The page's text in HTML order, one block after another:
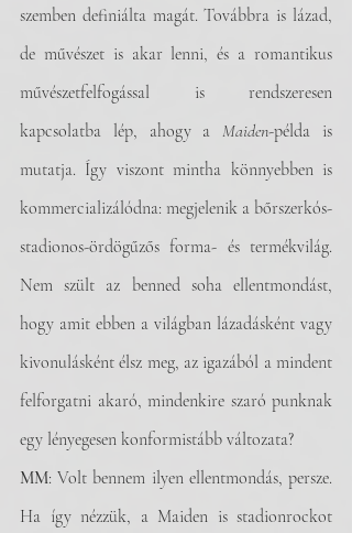
szemben definiálta magát. Továbbra is lázad,
de művészet is akar lenni, és a romantikus
művészetfelfogással is rendszeresen
kapcsolatba lép, ahogy a Maiden-példa is
mutatja. Így viszont mintha könnyebben is
kommercializálódna: megjelenik a bőrszerkós-
stadionos-ördögűzős forma- és termékvilág.
Nem szült az benned soha ellentmondást,
hogy amit ebben a világban lázadásként vagy
kivonulásként élsz meg, az igazából a mindent
felforgatni akaró, mindenkire szaró punknak
egy lényegesen konformistább változata?
MM: Volt bennem ilyen ellentmondás, persze.
Ha így nézzük, a Maiden is stadionrockot